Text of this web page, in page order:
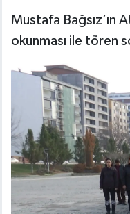
Mustafa Bağsız’ın
okunması ile tören